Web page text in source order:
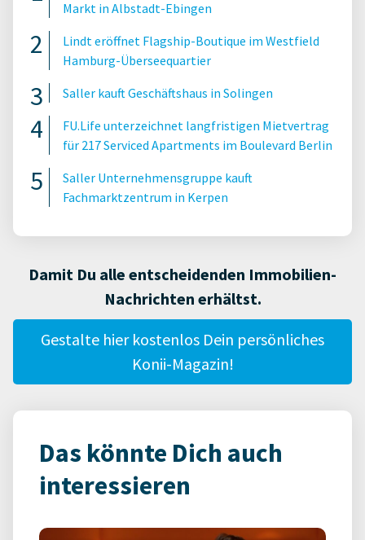
Markt in Albstadt-Ebingen
Lindt eröffnet Flagship-Boutique im Westfield
Hamburg-Überseequartier
Saller kauft Geschäftshaus in Solingen
FU.Life unterzeichnet langfristigen Mietvertrag
für 217 Serviced Apartments im Boulevard Berlin
Saller Unternehmensgruppe kauft
Fachmarktzentrum in Kerpen
Damit Du alle entscheidenden Immobilien-
Nachrichten erhältst.
Gestalte hier kostenlos Dein persönliches
Konii-Magazin!
Das könnte Dich auch
interessieren